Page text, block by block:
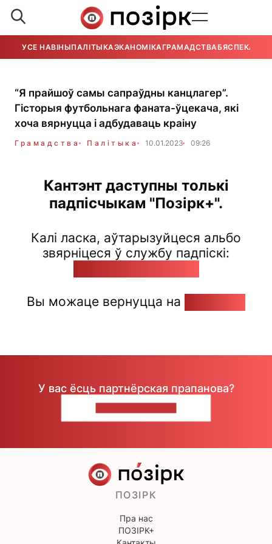
УСЕ НАВІНЫПАЛІТЫКАЭКАНОМІКАГРАМАДСТВАБЯСПЕКА
“Я прайшоў самы сапраўдны канцлагер”.
Гісторыя футбольнага фаната-ўцекача, які
хоча вярнуцца і адбудаваць краіну
Грамадства Палітыка 10.01.2023 09:26
Кантэнт даступны толькі
падпісчыкам "Позірк+".
Калі ласка, аўтарызуйцеся альбо
звярніцеся ў службу падпіскі:
Вы можаце вернуцца на
У вас ёсць партнёрская прапанова?
ПОЗІРК
Пра нас
ПОЗІРК+